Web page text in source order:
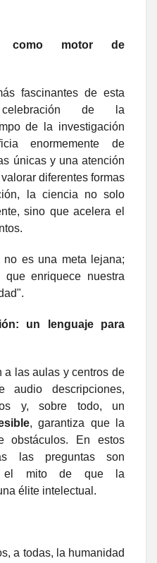
como motor de
fascinantes de esta
de la
de la investigación
enormemente de
únicas y una atención
diferentes formas
la ciencia no solo
sino que acelera el
es una meta lejana;
enriquece nuestra
un lenguaje para
a las aulas y centros de
audio descripciones,
y, sobre todo, un
, garantiza que la
obstáculos. En estos
las preguntas son
el mito de que la
élite intelectual.
a todas, la humanidad